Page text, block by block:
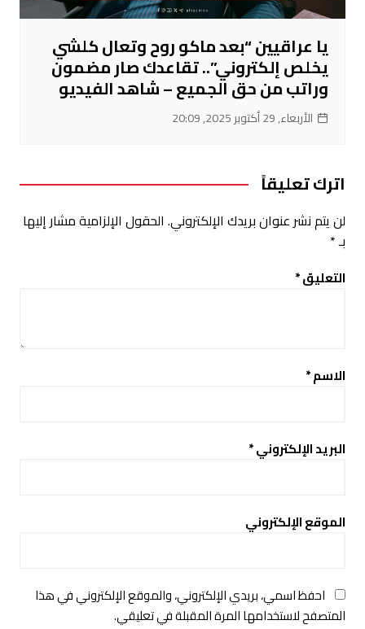
يا عراقيين “بعد ماكو روح وتعال كلشي
يخلص إلكتروني”.. تقاعدك صار مضمون
وراتب من حق الجميع – شاهد الفيديو
الأربعاء, 29 أكتوبر 2025, 20:09
اترك تعليقاً
لن يتم نشر عنوان بريدك الإلكتروني. الحقول الإلزامية مشار إليها
بـ*
التعليق*
الاسم*
البريد الإلكتروني*
الموقع الإلكتروني
احفظ اسمي، بريدي الإلكتروني، والموقع الإلكتروني في هذا
المتصفح لاستخدامها المرة المقبلة في تعليقي.